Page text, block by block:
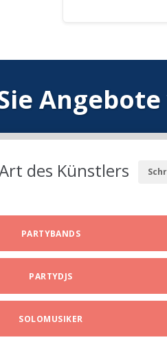
Angebote
des Künstlers
PARTYBANDS
PARTYDJS
SOLOMUSIKER